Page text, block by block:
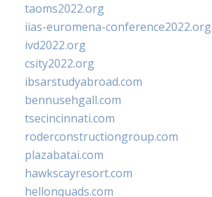
taoms2022.org
iias-euromena-conference2022.org
ivd2022.org
csity2022.org
ibsarstudyabroad.com
bennusehgall.com
tsecincinnati.com
roderconstructiongroup.com
plazabatai.com
hawkscayresort.com
hellonquads.com